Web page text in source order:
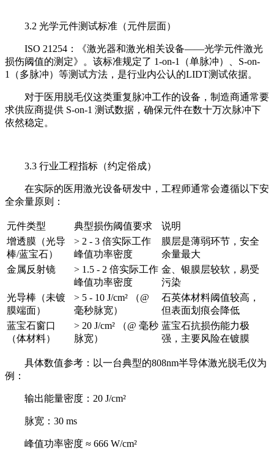
3.2 光学元件测试标准（元件层面）
ISO 21254：《激光器和激光相关设备——光学元件激光
损伤阈值的测定》。该标准规定了 1-on-1（单脉冲）、S-on-
1（多脉冲）等测试方法，是行业内公认的LIDT测试依据。
对于医用脱毛仪这类重复脉冲工作的设备，制造商通常要
求供应商提供 S-on-1 测试数据，确保元件在数十万次脉冲下
依然稳定。
3.3 行业工程指标（约定俗成）
在实际的医用激光设备研发中，工程师通常会遵循以下安
全余量原则：
元件类型 典型损伤阈值要求
说明
增透膜（光导
棒/蓝宝石）
> 2 - 3 倍实际工作
峰值功率密度
膜层是薄弱环节，安全
余量最大
金属反射镜
> 1.5 - 2 倍实际工作
峰值功率密度
金、银膜层较软，易受
污染
光导棒（未镀
膜端面）
> 5 - 10 J/cm² （@
毫秒脉宽）
石英体材料阈值较高，
但表面划痕会降低
蓝宝石窗口
（体材料）
> 20 J/cm² （@ 毫秒
脉宽）
蓝宝石抗损伤能力极
强，主要风险在镀膜
具体数值参考：以一台典型的808nm半导体激光脱毛仪为
例：
输出能量密度：20 J/cm²
脉宽：30 ms
峰值功率密度 ≈ 666 W/cm²